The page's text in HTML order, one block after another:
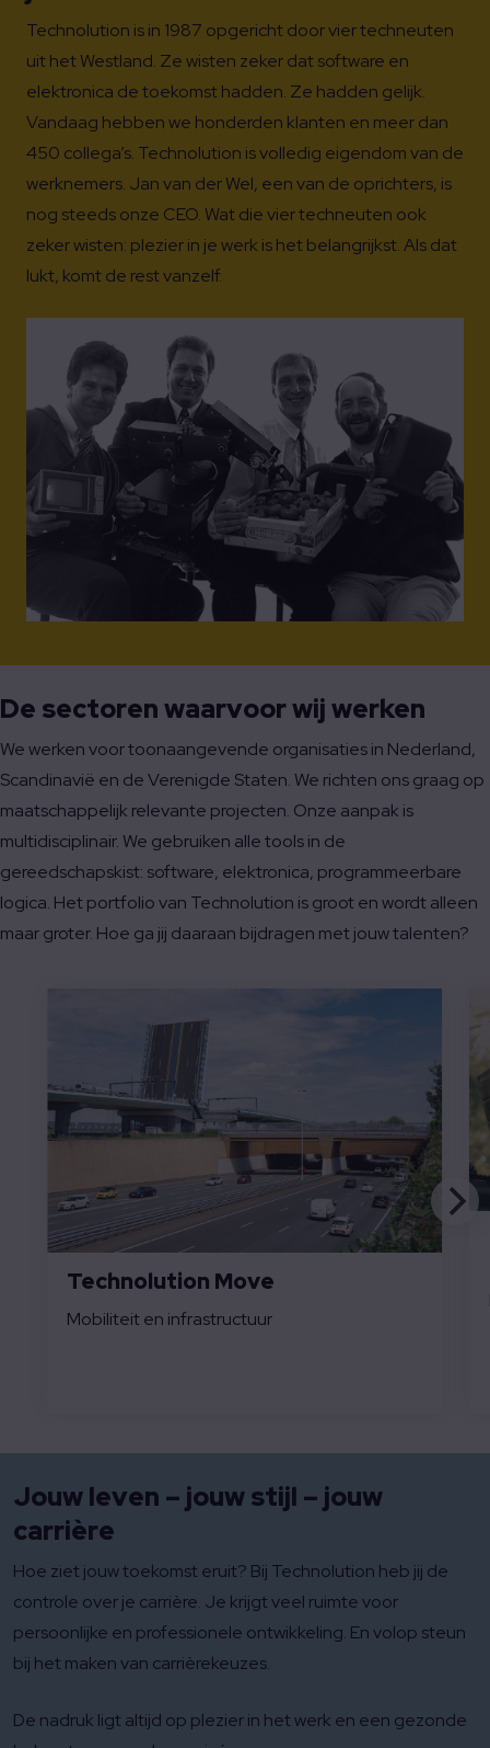
Technolution is in 1987 opgericht door vier techneuten
uit het Westland. Ze wisten zeker dat software en
elektronica de toekomst hadden. Ze hadden gelijk.
Vandaag hebben we honderden klanten en meer dan
450 collega’s. Technolution is volledig eigendom van de
werknemers. Jan van der Wel, een van de oprichters, is
nog steeds onze CEO. Wat die vier techneuten ook
zeker wisten: plezier in je werk is het belangrijkst. Als dat
lukt, komt de rest vanzelf.
De sectoren waarvoor wij werken
We werken voor toonaangevende organisaties in Nederland,
Scandinavië en de Verenigde Staten. We richten ons graag op
maatschappelijk relevante projecten. Onze aanpak is
multidisciplinair. We gebruiken alle tools in de
gereedschapskist: software, elektronica, programmeerbare
logica. Het portfolio van Technolution is groot en wordt alleen
maar groter. Hoe ga jij daaraan bijdragen met jouw talenten?
Technolution Move
Mobiliteit en infrastructuur
Jouw leven – jouw stijl – jouw
carrière
Hoe ziet jouw toekomst eruit? Bij Technolution heb jij de
controle over je carrière. Je krijgt veel ruimte voor
persoonlijke en professionele ontwikkeling. En volop steun
bij het maken van carrièrekeuzes.
De nadruk ligt altijd op plezier in het werk en een gezonde